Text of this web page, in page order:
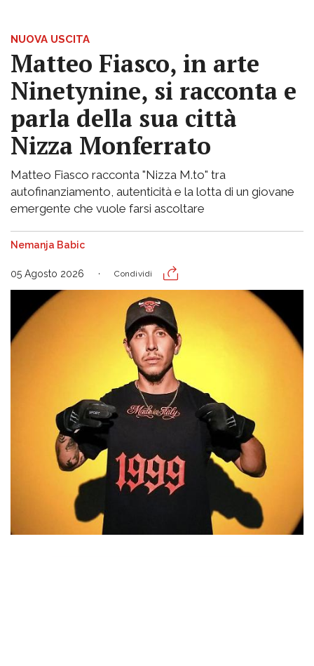
NUOVA USCITA
Matteo Fiasco, in arte
Ninetynine, si racconta e
parla della sua città
Nizza Monferrato
Matteo Fiasco racconta "Nizza M.to" tra
autofinanziamento, autenticità e la lotta di un giovane
emergente che vuole farsi ascoltare
Nemanja Babic
05 Agosto 2026 Condividi